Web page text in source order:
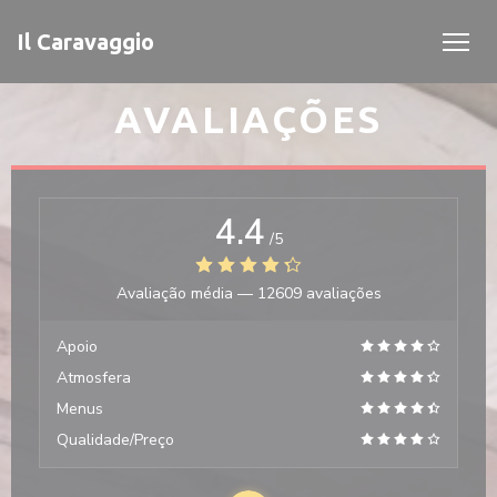
Il Caravaggio
AVALIAÇÕES
4.4 /5
Avaliação média — 12609 avaliações
Apoio
Atmosfera
Menus
Qualidade/Preço